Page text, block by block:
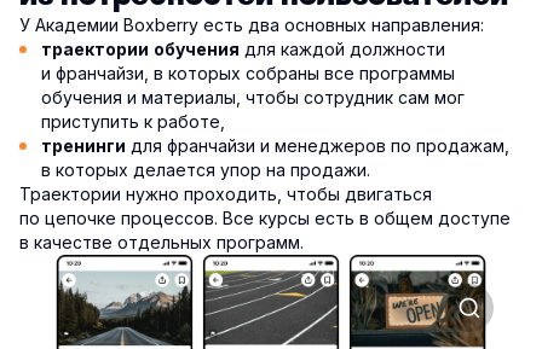
У Академии Boxberry есть два основных направления:
траектории обучения для каждой должности
и франчайзи, в которых собраны все программы
обучения и материалы, чтобы сотрудник сам мог
приступить к работе,
тренинги для франчайзи и менеджеров по продажам,
в которых делается упор на продажи.
Траектории нужно проходить, чтобы двигаться
по цепочке процессов. Все курсы есть в общем доступе
в качестве отдельных программ.